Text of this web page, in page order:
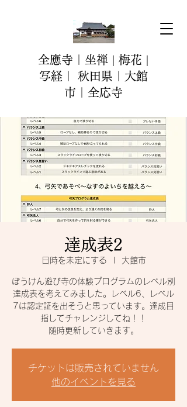
全應寺｜坐禅 | 梅花 |
写経｜ 秋田県｜大館
市｜全応寺
達成表2
日時を未定にする 大館市
ぼうけん遊び寺の体験プログラムのレベル別
達成表を考えてみました。レベル6、レベル
7は認定証を出そうと思っています。達成目
指してチャレンジしてね！！
随時更新していきます。
チケットは販売されていません
他のイベントを見る